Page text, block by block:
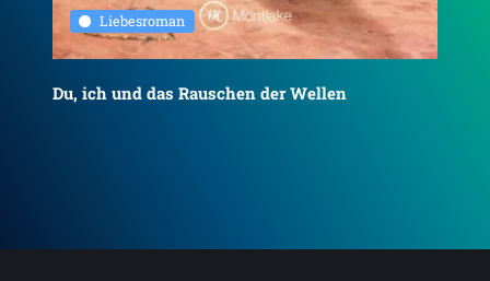
Liebesroman
Du, ich und das Rauschen der Wellen